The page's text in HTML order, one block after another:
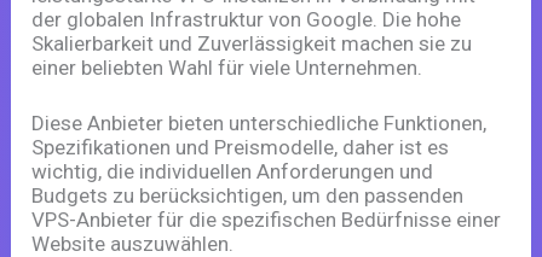
der globalen Infrastruktur von Google. Die hohe
Skalierbarkeit und Zuverlässigkeit machen sie zu
einer beliebten Wahl für viele Unternehmen.
Diese Anbieter bieten unterschiedliche Funktionen,
Spezifikationen und Preismodelle, daher ist es
wichtig, die individuellen Anforderungen und
Budgets zu berücksichtigen, um den passenden
VPS-Anbieter für die spezifischen Bedürfnisse einer
Website auszuwählen.